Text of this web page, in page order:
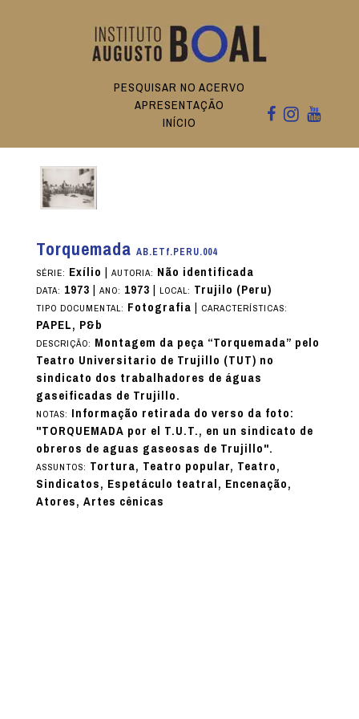
PESQUISAR NO ACERVO
APRESENTAÇÃO
INÍCIO
Torquemada AB.ETf.PERU.004
SÉRIE: Exílio | AUTORIA: Não identificada
DATA: 1973| ANO: 1973| LOCAL: Trujilo (Peru)
TIPO DOCUMENTAL: Fotografia| CARACTERÍSTICAS:
PAPEL, P&b
DESCRIÇÃO: Montagem da peça “Torquemada” pelo
Teatro Universitario de Trujillo (TUT) no
sindicato dos trabalhadores de águas
gaseificadas de Trujillo.
NOTAS: Informação retirada do verso da foto:
"TORQUEMADA por el T.U.T., en un sindicato de
obreros de aguas gaseosas de Trujillo".
ASSUNTOS: Tortura, Teatro popular, Teatro,
Sindicatos, Espetáculo teatral, Encenação,
Atores, Artes cênicas